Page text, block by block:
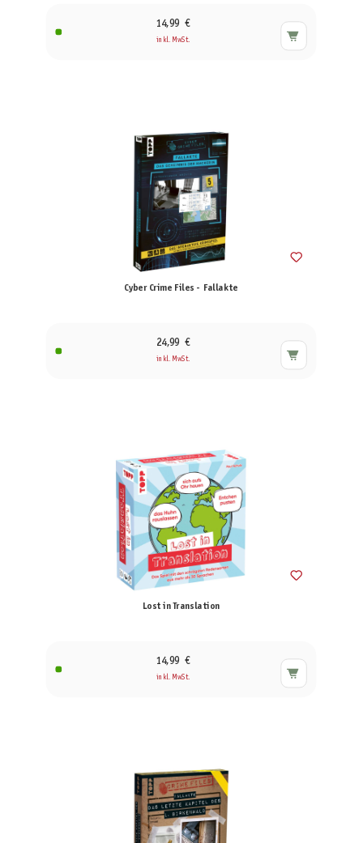
14,99 €
inkl. MwSt.
Cyber Crime Files - Fallakte
24,99 €
inkl. MwSt.
Lost in Translation
14,99 €
inkl. MwSt.